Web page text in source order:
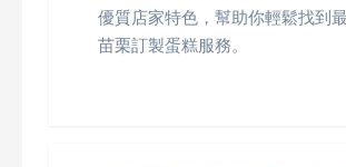
優質店家特色，幫助你輕鬆找到
苗栗訂製蛋糕服務。